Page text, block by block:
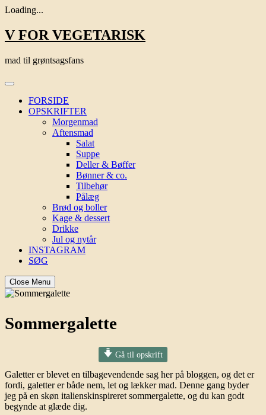
Loading...
Skip
to
V FOR VEGETARISK
mad til grøntsagsfans
FORSIDE
OPSKRIFTER
Morgenmad
Aftensmad
Salat
Suppe
Deller & Bøffer
Bønner & co.
Tilbehør
Pålæg
Brød og boller
Kage & dessert
Drikke
Jul og nytår
INSTAGRAM
SØG
Close Menu
Sommergalette
Gå til opskrift
Galetter er blevet en tilbagevendende sag her på bloggen, og det er
fordi, galetter er både nem, let og lækker mad. Denne gang byder
jeg på en skøn italienskinspireret sommergalette, og du kan godt
begynde at glæde dig.